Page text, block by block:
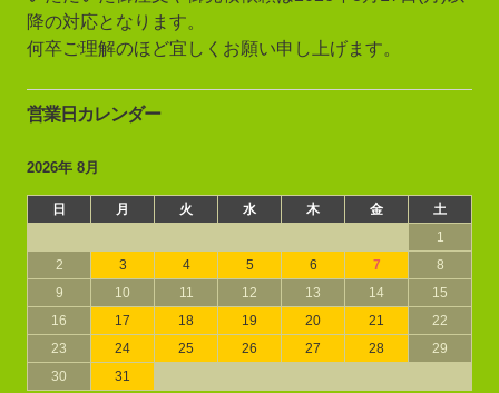
降の対応となります。
何卒ご理解のほど宜しくお願い申し上げます。
営業日カレンダー
2026年 8月
日 月 火 水 木 金
土
1
2
3 4 5 6 7
8
9
10 11 12 13 14
15
16
17 18 19 20 21
22
23
24 25 26 27 28
29
30
31